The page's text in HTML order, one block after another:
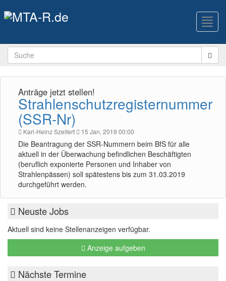
Anträge jetzt stellen!
Strahlenschutzregisternummer
(SSR-Nr)
Karl-Heinz Szeifert 15 Jan, 2019 00:00
Die Beantragung der SSR-Nummern beim BfS für alle
aktuell in der Überwachung befindlichen Beschäftigten
(beruflich exponierte Personen und Inhaber von
Strahlenpässen) soll spätestens bis zum 31.03.2019
durchgeführt werden.
Neuste Jobs
Aktuell sind keine Stellenanzeigen verfügbar.
Anzeige aufgeben
Nächste Termine